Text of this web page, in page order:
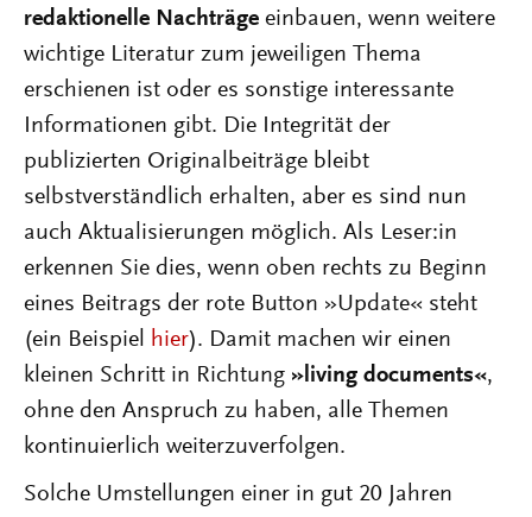
redaktionelle Nachträge einbauen, wenn weitere
wichtige Literatur zum jeweiligen Thema
erschienen ist oder es sonstige interessante
Informationen gibt. Die Integrität der
publizierten Originalbeiträge bleibt
selbstverständlich erhalten, aber es sind nun
auch Aktualisierungen möglich. Als Leser:in
erkennen Sie dies, wenn oben rechts zu Beginn
eines Beitrags der rote Button »Update« steht
(ein Beispiel hier). Damit machen wir einen
kleinen Schritt in Richtung »living documents«,
ohne den Anspruch zu haben, alle Themen
kontinuierlich weiterzuverfolgen.
Solche Umstellungen einer in gut 20 Jahren